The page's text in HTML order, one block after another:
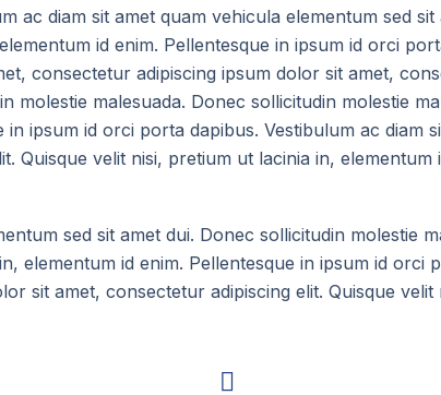
ac diam sit amet quam vehicula elementum sed
id enim. Pellentesque in ipsum id orci
consectetur adipiscing ipsum dolor sit amet,
molestie malesuada. Donec sollicitudin molestie
ipsum id orci porta dapibus. Vestibulum ac diam
Quisque velit nisi, pretium ut lacinia in, elementum
sed sit amet dui. Donec sollicitudin molestie
elementum id enim. Pellentesque in ipsum id orci
sit amet, consectetur adipiscing elit. Quisque